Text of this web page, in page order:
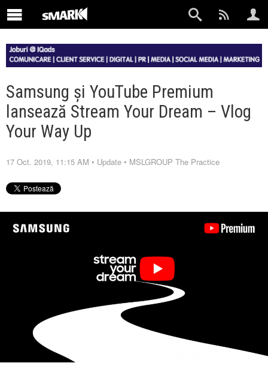
Samsung și YouTube Premium
lansează Stream Your Dream – Vlog
Your Way Up
17 Oct. 2019, 11:15 AM • Update • MSLGROUP The Practice